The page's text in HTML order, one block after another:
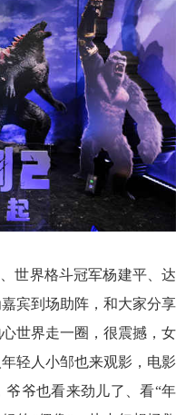
世界格斗冠军杨建平、达
宾到场助阵，和大家分享
世界走一圈，很震撼，女
轻人小邹也来观影，电影
爷也看来劲儿了、看“年